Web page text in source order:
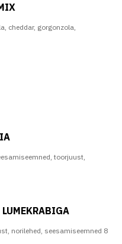
cheddar, gorgonzola,
toorjuust,
norilehed, seesamiseemned 8